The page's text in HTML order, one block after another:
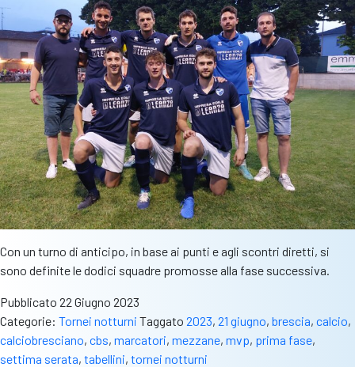
Con un turno di anticipo, in base ai punti e agli scontri diretti, si
sono definite le dodici squadre promosse alla fase successiva.
Pubblicato 22 Giugno 2023
Categorie: Tornei notturni Taggato 2023, 21 giugno, brescia, calcio,
calciobresciano, cbs, marcatori, mezzane, mvp, prima fase,
settima serata, tabellini, tornei notturni